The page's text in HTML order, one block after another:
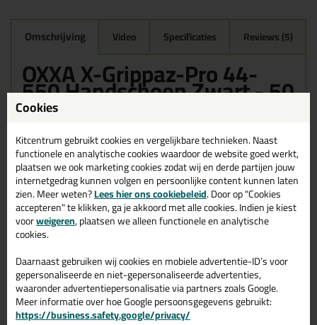
Omschrijving Video Specificaties Reviews (5)
OXXA X-Grippaz-Pro 44-
550 Handschoen Zwart - 50
Stuks in 10/XL
Stuks in 10/XL vandaag nog! Vandaag besteld = morgen in huis.
Wil je meer weten over de toepassing en kenmerken van dit
product?Lees alles over dit product >
Gerelateerde producten
Cookies
Kitcentrum gebruikt cookies en vergelijkbare technieken. Naast
functionele en analytische cookies waardoor de website goed werkt,
plaatsen we ook marketing cookies zodat wij en derde partijen jouw
internetgedrag kunnen volgen en persoonlijke content kunnen laten
zien. Meer weten?Lees hier ons cookiebeleid. Door op "Cookies
accepteren" te klikken, ga je akkoord met alle cookies. Indien je kiest
voorweigeren, plaatsen we alleen functionele en analytische
cookies.
Daarnaast gebruiken wij cookies en mobiele advertentie-ID’s voor
gepersonaliseerde en niet-gepersonaliseerde advertenties,
waaronder advertentiepersonalisatie via partners zoals Google.
Meer informatie over hoe Google persoonsgegevens gebruikt:
https://business.safety.google/privacy/